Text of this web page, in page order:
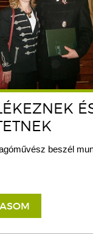
beszél